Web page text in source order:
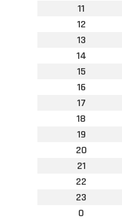
11
12
13
14
15
16
17
18
19
20
21
22
23
0